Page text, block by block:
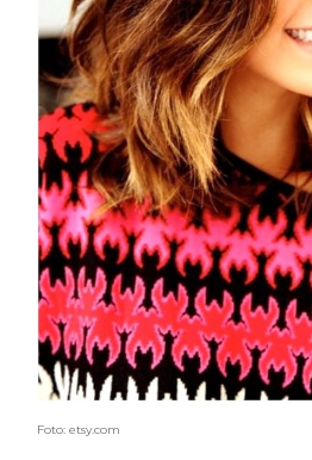
Foto: etsy.com
DYSON
Dyson presenta la nuova
pervinca e rosé per Natale
COTRIL
Continua la carrellata di look
Cotril alla Festa del Cinema
TONI&GUY
A Natale regala una doppia
TONI&GUY “Feel Good
TONI&GUY
LABEL.M lancia la sua
professionali